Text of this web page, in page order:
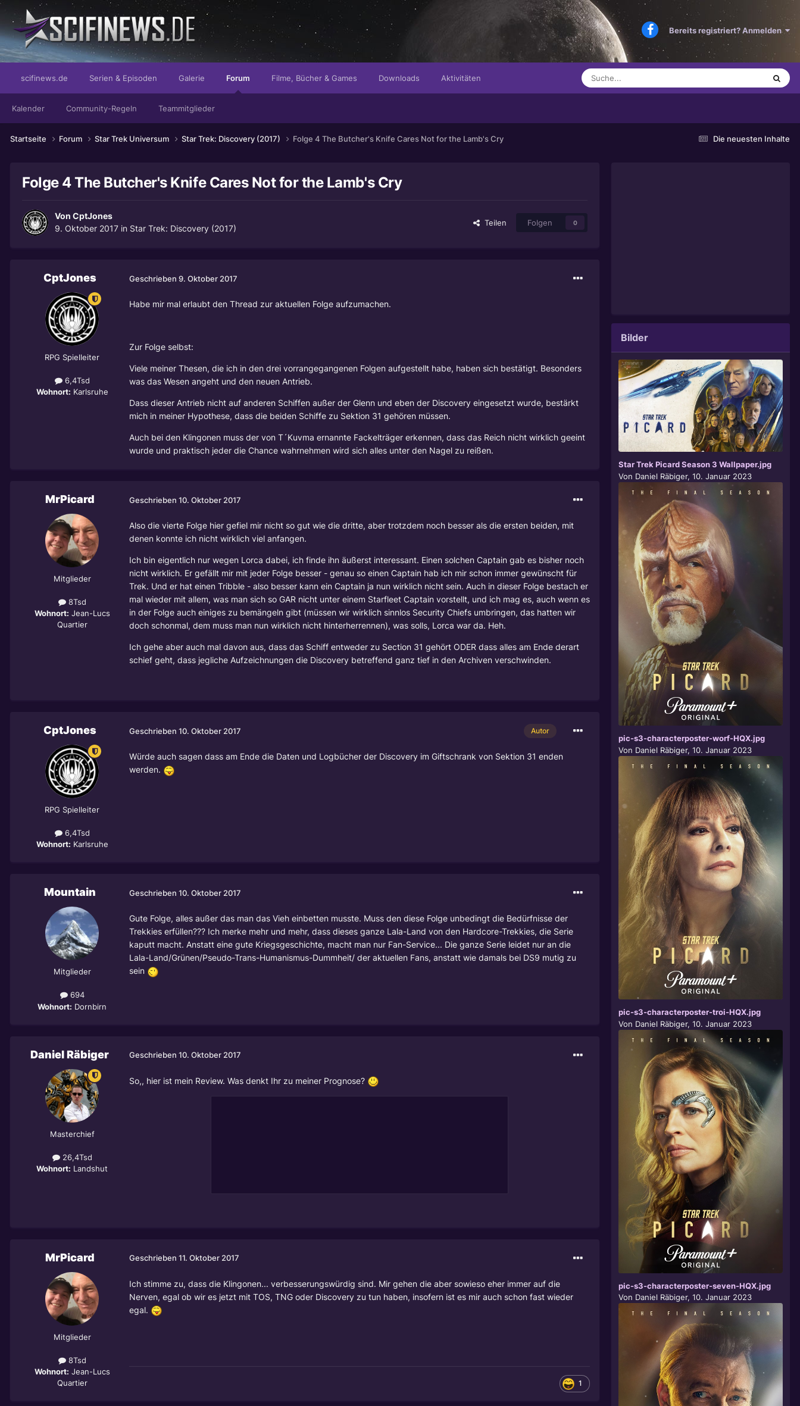
Bereits registriert? Anmelden
scifinews.de Serien & Episoden Galerie Forum
Kalender Community-Regeln Teammitglieder
Filme, Bücher & Games Downloads Aktivitäten
Die neuesten Inhalte
Startseite Forum Star Trek Universum Star Trek: Discovery (2017) Folge 4 The Butcher's Knife Cares Not for the Lamb's Cry
Folge 4 The Butcher's Knife Cares Not for the Lamb's Cry
Von CptJones
9. Oktober 2017 in Star Trek: Discovery (2017)
Teilen Folgen 0
CptJones
RPG Spielleiter
6,4Tsd
Wohnort: Karlsruhe
Geschrieben 9. Oktober 2017
Habe mir mal erlaubt den Thread zur aktuellen Folge aufzumachen.
Zur Folge selbst:
Viele meiner Thesen, die ich in den drei vorrangegangenen Folgen aufgestellt habe, haben sich bestätigt. Besonders
was das Wesen angeht und den neuen Antrieb.
Dass dieser Antrieb nicht auf anderen Schiffen außer der Glenn und eben der Discovery eingesetzt wurde, bestärkt
mich in meiner Hypothese, dass die beiden Schiffe zu Sektion 31 gehören müssen.
Auch bei den Klingonen muss der von T´Kuvma ernannte Fackelträger erkennen, dass das Reich nicht wirklich geeint
wurde und praktisch jeder die Chance wahrnehmen wird sich alles unter den Nagel zu reißen.
MrPicard
Mitglieder
8Tsd
Wohnort: Jean-Lucs
Quartier
Geschrieben 10. Oktober 2017
Also die vierte Folge hier gefiel mir nicht so gut wie die dritte, aber trotzdem noch besser als die ersten beiden, mit
denen konnte ich nicht wirklich viel anfangen.
Ich bin eigentlich nur wegen Lorca dabei, ich finde ihn äußerst interessant. Einen solchen Captain gab es bisher noch
nicht wirklich. Er gefällt mir mit jeder Folge besser - genau so einen Captain hab ich mir schon immer gewünscht für
Trek. Und er hat einen Tribble - also besser kann ein Captain ja nun wirklich nicht sein. Auch in dieser Folge bestach er
mal wieder mit allem, was man sich so GAR nicht unter einem Starfleet Captain vorstellt, und ich mag es, auch wenn es
in der Folge auch einiges zu bemängeln gibt (müssen wir wirklich sinnlos Security Chiefs umbringen, das hatten wir
doch schonmal, dem muss man nun wirklich nicht hinterherrennen), was solls, Lorca war da. Heh.
Ich gehe aber auch mal davon aus, dass das Schiff entweder zu Section 31 gehört ODER dass alles am Ende derart
schief geht, dass jegliche Aufzeichnungen die Discovery betreffend ganz tief in den Archiven verschwinden.
CptJones
RPG Spielleiter
6,4Tsd
Wohnort: Karlsruhe
Autor
Geschrieben 10. Oktober 2017
Würde auch sagen dass am Ende die Daten und Logbücher der Discovery im Giftschrank von Sektion 31 enden
werden.
Mountain
Mitglieder
694
Wohnort: Dornbirn
Geschrieben 10. Oktober 2017
Gute Folge, alles außer das man das Vieh einbetten musste. Muss den diese Folge unbedingt die Bedürfnisse der
Trekkies erfüllen??? Ich merke mehr und mehr, dass dieses ganze Lala-Land von den Hardcore-Trekkies, die Serie
kaputt macht. Anstatt eine gute Kriegsgeschichte, macht man nur Fan-Service... Die ganze Serie leidet nur an die
Lala-Land/Grünen/Pseudo-Trans-Humanismus-Dummheit/ der aktuellen Fans, anstatt wie damals bei DS9 mutig zu
sein
Daniel Räbiger
Masterchief
26,4Tsd
Wohnort: Landshut
Geschrieben 10. Oktober 2017
So,, hier ist mein Review. Was denkt Ihr zu meiner Prognose?
MrPicard
Mitglieder
8Tsd
Wohnort: Jean-Lucs
Quartier
Geschrieben 11. Oktober 2017
Ich stimme zu, dass die Klingonen... verbesserungswürdig sind. Mir gehen die aber sowieso eher immer auf die
Nerven, egal ob wir es jetzt mit TOS, TNG oder Discovery zu tun haben, insofern ist es mir auch schon fast wieder
egal.
1
Bilder
Star Trek Picard Season 3 Wallpaper.jpg
Von Daniel Räbiger, 10. Januar 2023
pic-s3-characterposter-worf-HQX.jpg
Von Daniel Räbiger, 10. Januar 2023
pic-s3-characterposter-troi-HQX.jpg
Von Daniel Räbiger, 10. Januar 2023
pic-s3-characterposter-seven-HQX.jpg
Von Daniel Räbiger, 10. Januar 2023